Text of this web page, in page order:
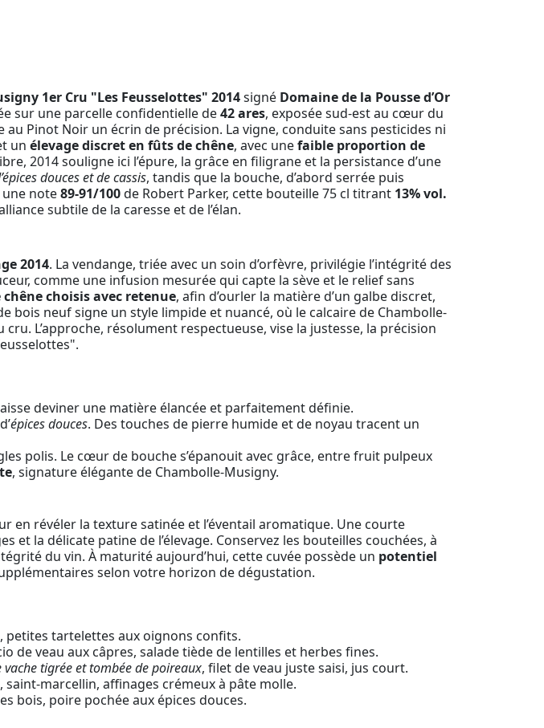
1er Cru "Les Feusselottes" 2014signé Domaine de la Pousse d’Or
sur une parcelle confidentielle de42 ares, exposée sud-est au cœur du
Pinot Noir un écrin de précision. La vigne, conduite sans pesticides ni
un élevage discret en fûts de chêne, avec unefaible proportion de
2014 souligne ici l’épure, la grâce en filigrane et la persistance d’une
douces et de cassis, tandis que la bouche, d’abord serrée puis
une note89-91/100de Robert Parker, cette bouteille 75 cl titrant 13% vol.
subtile de la caresse et de l’élan.
2014. La vendange, triée avec un soin d’orfèvre, privilégie l’intégrité des
comme une infusion mesurée qui capte la sève et le relief sans
choisis avec retenue, afin d’ourler la matière d’un galbe discret,
neuf signe un style limpide et nuancé, où le calcaire de Chambolle-
L’approche, résolument respectueuse, vise la justesse, la précision
deviner une matière élancée et parfaitement définie.
épices douces. Des touches de pierre humide et de noyau tracent un
polis. Le cœur de bouche s’épanouit avec grâce, entre fruit pulpeux
, signature élégante de Chambolle-Musigny.
en révéler la texture satinée et l’éventail aromatique. Une courte
la délicate patine de l’élevage. Conservez les bouteilles couchées, à
du vin. À maturité aujourd’hui, cette cuvée possède un potentiel
selon votre horizon de dégustation.
petites tartelettes aux oignons confits.
veau aux câpres, salade tiède de lentilles et herbes fines.
vache tigrée et tombée de poireaux, filet de veau juste saisi, jus court.
marcellin, affinages crémeux à pâte molle.
bois, poire pochée aux épices douces.